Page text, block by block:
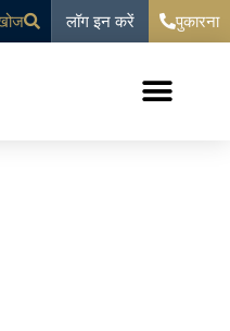
लॉग इन करें पुकारना